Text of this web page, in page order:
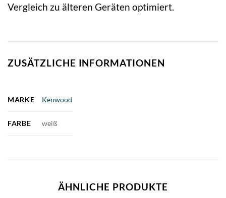
Vergleich zu älteren Geräten optimiert.
ZUSÄTZLICHE INFORMATIONEN
MARKE Kenwood
FARBE weiß
ÄHNLICHE PRODUKTE